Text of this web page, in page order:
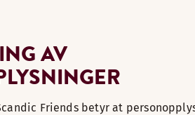
AV
Friends betyr at